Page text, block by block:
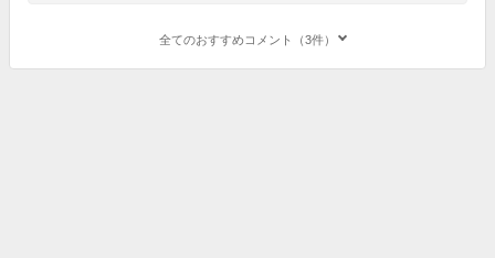
全てのおすすめコメント（3件）